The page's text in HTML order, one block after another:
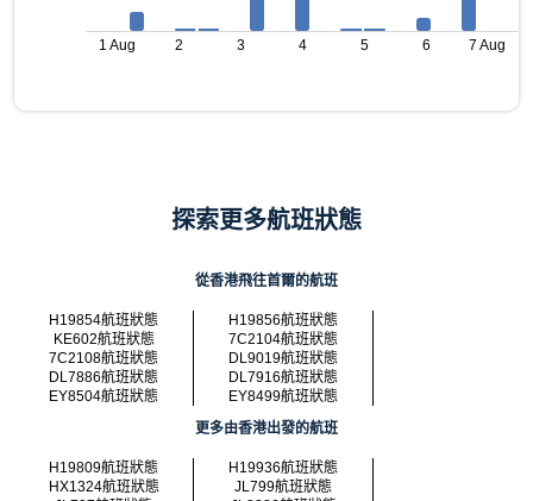
1 Aug 2 3 4 5 6 7 Aug
探索更多航班狀態
從香港飛往首爾的航班
H19854航班狀態
H19856航班狀態
KE602航班狀態
7C2104航班狀態
7C2108航班狀態
DL9019航班狀態
DL7886航班狀態
DL7916航班狀態
EY8504航班狀態
EY8499航班狀態
更多由香港出發的航班
H19809航班狀態
H19936航班狀態
HX1324航班狀態
JL799航班狀態